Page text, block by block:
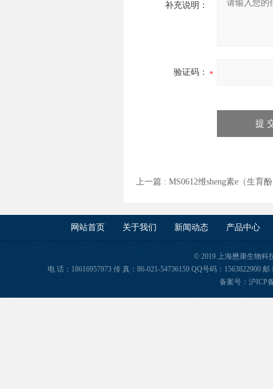
补充说明：
验证码：
上一篇 : MS0612维sheng素e（生育
网站首页 关于我们 新闻动态 产品中心
© 2019 上海懋康生物科
电 话：18616957973 传 真：86-021-54736159 QQ号码：1563822900
备案号： 沪ICP